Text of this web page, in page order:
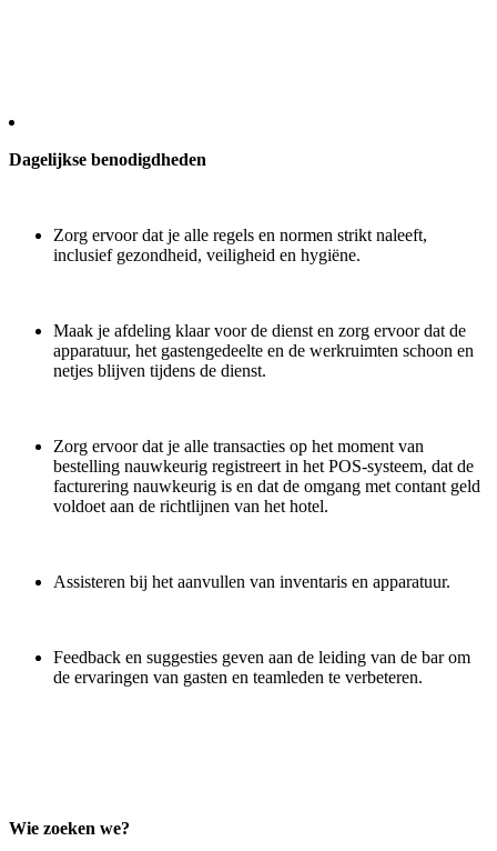
Dagelijkse benodigdheden
Zorg ervoor dat je alle regels en normen strikt naleeft,
inclusief gezondheid, veiligheid en hygiëne.
Maak je afdeling klaar voor de dienst en zorg ervoor dat de
apparatuur, het gastengedeelte en de werkruimten schoon en
netjes blijven tijdens de dienst.
Zorg ervoor dat je alle transacties op het moment van
bestelling nauwkeurig registreert in het POS-systeem, dat de
facturering nauwkeurig is en dat de omgang met contant geld
voldoet aan de richtlijnen van het hotel.
Assisteren bij het aanvullen van inventaris en apparatuur.
Feedback en suggesties geven aan de leiding van de bar om
de ervaringen van gasten en teamleden te verbeteren.
Wie zoeken we?